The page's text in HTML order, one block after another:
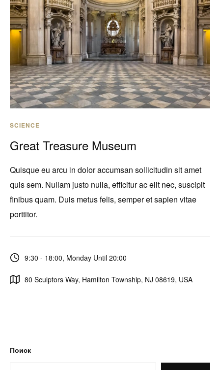
SCIENCE
Great Treasure Museum
Quisque eu arcu in dolor accumsan sollicitudin sit amet
quis sem. Nullam justo nulla, efficitur ac elit nec, suscipit
finibus quam. Duis metus felis, semper et sapien vitae
porttitor.
9:30 - 18:00, Monday Until 20:00
80 Sculptors Way, Hamilton Township, NJ 08619, USA
Поиск